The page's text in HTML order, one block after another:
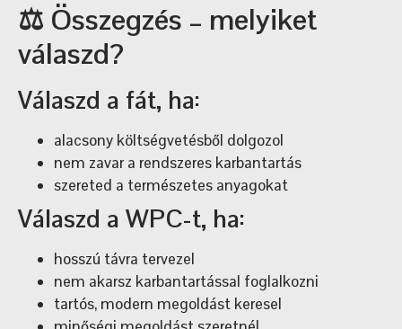
⚖️ Összegzés – melyiket
válaszd?
Válaszd a fát, ha:
alacsony költségvetésből dolgozol
nem zavar a rendszeres karbantartás
szereted a természetes anyagokat
Válaszd a WPC-t, ha:
hosszú távra tervezel
nem akarsz karbantartással foglalkozni
tartós, modern megoldást keresel